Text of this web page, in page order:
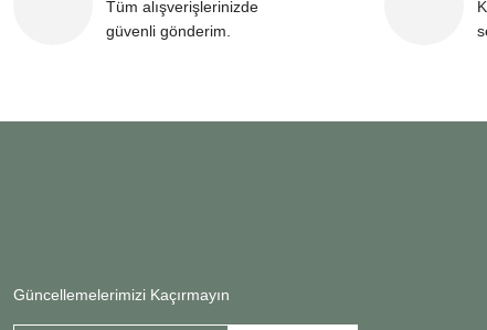
Tüm alışverişlerinizde
güvenli gönderim.
Güncellemelerimizi Kaçırmayın